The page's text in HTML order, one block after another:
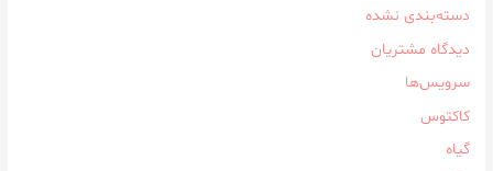
دسته‌بندی نشده
دیدگاه مشتریان
سرویس‌ها
کاکتوس
گیاه